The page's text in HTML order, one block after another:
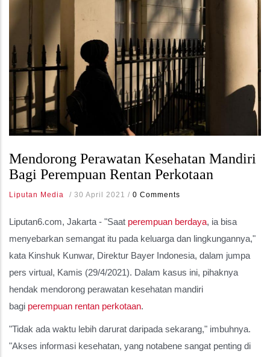
Mendorong Perawatan Kesehatan Mandiri
Bagi Perempuan Rentan Perkotaan
Liputan Media / 30 April 2021 / 0 Comments
Liputan6.com, Jakarta - "Saat perempuan berdaya, ia bisa
menyebarkan semangat itu pada keluarga dan lingkungannya,"
kata Kinshuk Kunwar, Direktur Bayer Indonesia, dalam jumpa
pers virtual, Kamis (29/4/2021). Dalam kasus ini, pihaknya
hendak mendorong perawatan kesehatan mandiri
bagi perempuan rentan perkotaan.
"Tidak ada waktu lebih darurat daripada sekarang," imbuhnya.
"Akses informasi kesehatan, yang notabene sangat penting di